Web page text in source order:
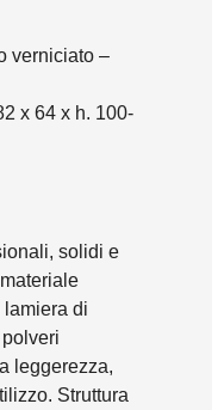
verniciato –
x 64 x h. 100-
solidi e
di
leggerezza,
Struttura